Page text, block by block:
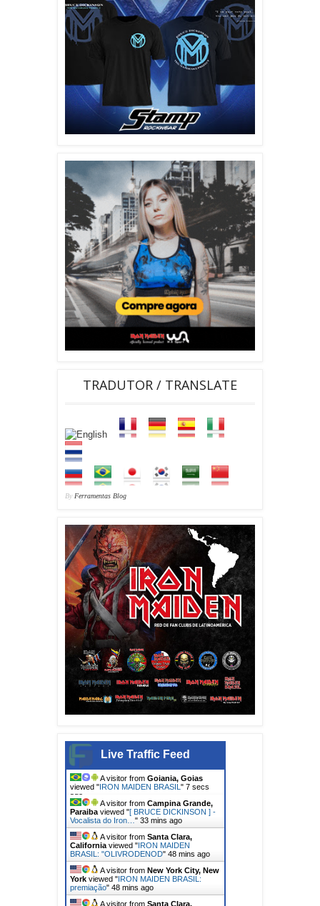
TRADUTOR / TRANSLATE
By Ferramentas Blog
Live Traffic Feed
A visitor from Goiania, Goias
viewed "IRON MAIDEN BRASIL " 8 secs
ago
A visitor from Campina Grande,
Paraiba viewed "[ BRUCE DICKINSON ] -
Vocalista do Iron… " 33 mins ago
A visitor from Santa Clara,
California viewed "IRON MAIDEN
BRASIL: "OLIVRODENOD" 48 mins ago
A visitor from New York City, New
York viewed "IRON MAIDEN BRASIL:
premiação" 48 mins ago
A visitor from Santa Clara,